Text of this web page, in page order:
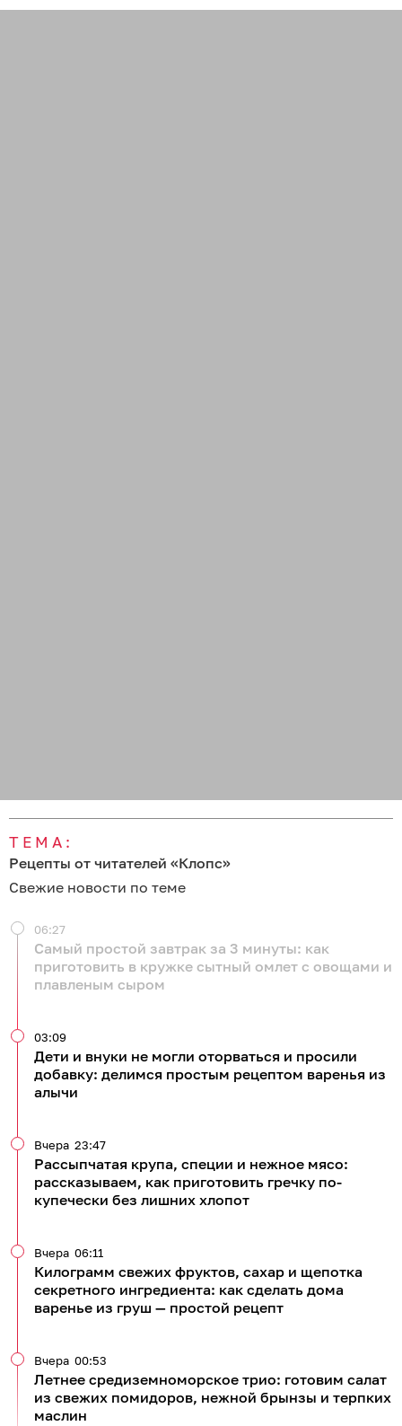
ТЕМА:
Рецепты от читателей «Клопс»
Свежие новости по теме
Самый простой завтрак за 3 минуты: как
приготовить в кружке сытный омлет с овощами и
плавленым сыром
06:27
Дети и внуки не могли оторваться и просили
добавку: делимся простым рецептом варенья из
алычи
03:09
Рассыпчатая крупа, специи и нежное мясо:
рассказываем, как приготовить гречку по-
купечески без лишних хлопот
Вчера 23:47
Килограмм свежих фруктов, сахар и щепотка
секретного ингредиента: как сделать дома
варенье из груш — простой рецепт
Вчера 06:11
Летнее средиземноморское трио: готовим салат
из свежих помидоров, нежной брынзы и терпких
маслин
Вчера 00:53